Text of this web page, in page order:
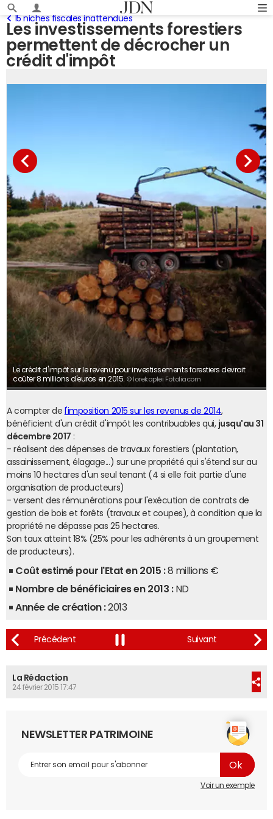
Les investissements forestiers
permettent de décrocher un
crédit d'impôt
15 niches fiscales inattendues
Le crédit d'impôt sur le revenu pour investissements forestiers devrait
coûter 8 millions d'euros en 2015. © lorekaplei Fotoliacom
A compter de l'imposition 2015 sur les revenus de 2014,
bénéficient d'un crédit d'impôt les contribuables qui, jusqu'au 31
décembre 2017 :
- réalisent des dépenses de travaux forestiers (plantation,
assainissement, élagage...) sur une propriété qui s'étend sur au
moins 10 hectares d'un seul tenant (4 si elle fait partie d'une
organisation de producteurs)
- versent des rémunérations pour l'exécution de contrats de
gestion de bois et forêts (travaux et coupes), à condition que la
propriété ne dépasse pas 25 hectares.
Son taux atteint 18% (25% pour les adhérents à un groupement
de producteurs).
Coût estimé pour l'Etat en 2015 :8 millions €
Nombre de bénéficiaires en 2013 :ND
Année de création :2013
La Rédaction
24 février 2015 17:47
NEWSLETTER PATRIMOINE
Voir un exemple